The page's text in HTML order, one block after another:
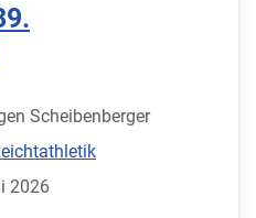
Scheibenberger
2026